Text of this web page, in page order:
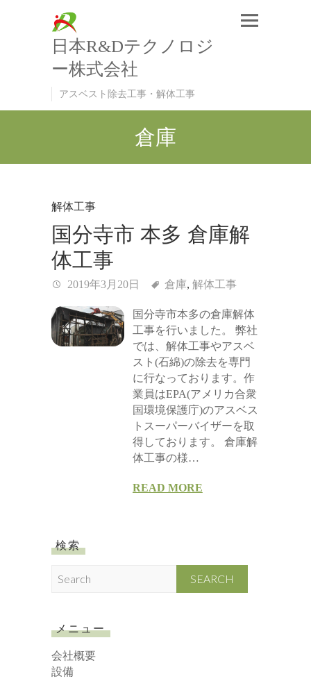
日本R&Dテクノロジ
ー株式会社
アスベスト除去工事・解体工事
倉庫
解体工事
国分寺市 本多 倉庫解
体工事
2019年3月20日 倉庫, 解体工事
国分寺市本多の倉庫解体
工事を行いました。 弊社
では、解体工事やアスベ
スト(石綿)の除去を専門
に行なっております。作
業員はEPA(アメリカ合衆
国環境保護庁)のアスベス
トスーパーバイザーを取
得しております。 倉庫解
体工事の様…
READ MORE
検索
c
h
メニュー
会社概要
設備